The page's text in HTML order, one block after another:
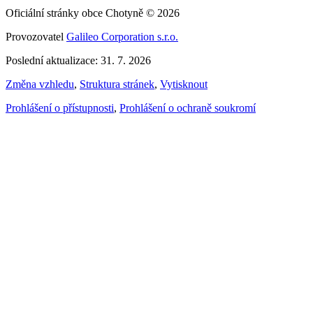
Oficiální stránky obce Chotyně © 2026
Provozovatel Galileo Corporation s.r.o.
Poslední aktualizace: 31. 7. 2026
Změna vzhledu, Struktura stránek, Vytisknout
Prohlášení o přístupnosti, Prohlášení o ochraně soukromí